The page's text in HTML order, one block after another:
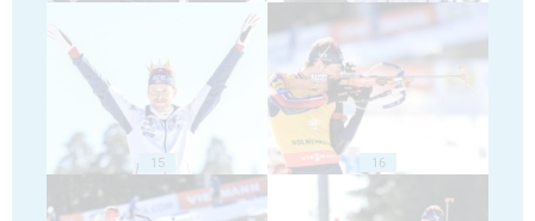
15 16